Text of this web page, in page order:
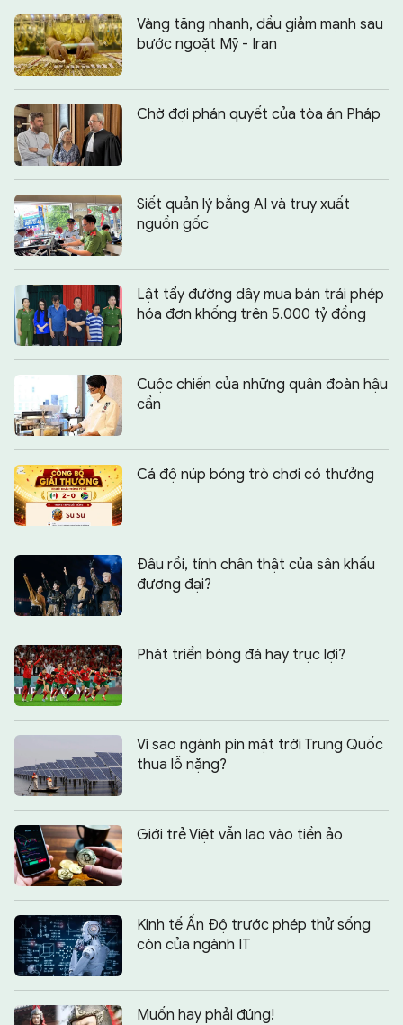
Chia sẻ:
Vàng tăng nhanh, dầu giảm mạnh sau
bước ngoặt Mỹ - Iran
Chờ đợi phán quyết của tòa án Pháp
Siết quản lý bằng AI và truy xuất
nguồn gốc
Lật tẩy đường dây mua bán trái phép
hóa đơn khống trên 5.000 tỷ đồng
Cuộc chiến của những quân đoàn hậu
cần
Cá độ núp bóng trò chơi có thưởng
Đâu rồi, tính chân thật của sân khấu
đương đại?
Phát triển bóng đá hay trục lợi?
Vì sao ngành pin mặt trời Trung Quốc
thua lỗ nặng?
Giới trẻ Việt vẫn lao vào tiền ảo
Kinh tế Ấn Độ trước phép thử sống
còn của ngành IT
Muốn hay phải đúng!